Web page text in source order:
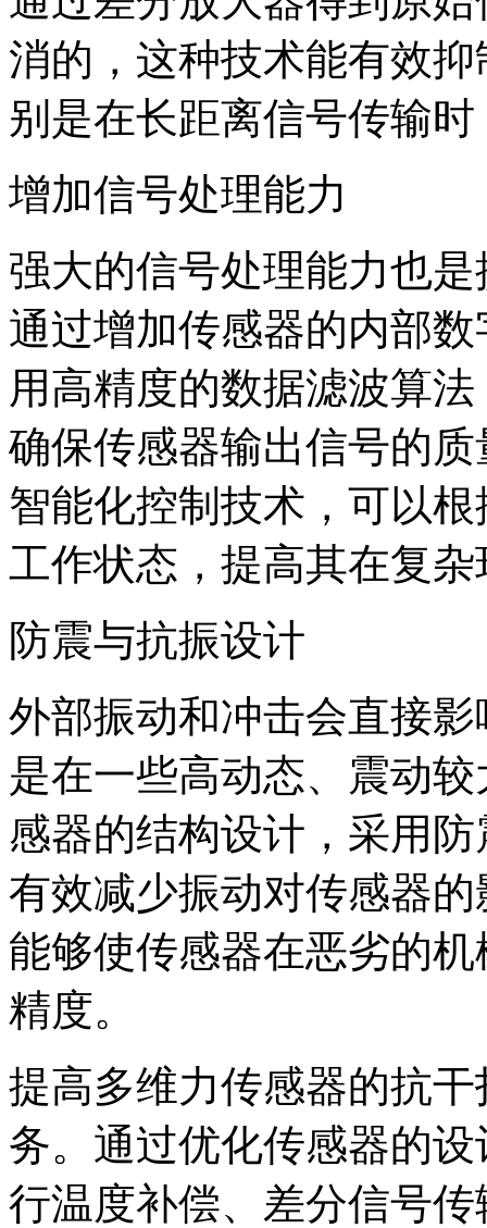
消的，这种技术能有效
别是在长距离信号传输
增加信号处理能力
强大的信号处理能力也
通过增加传感器的内部
用高精度的数据滤波算
确保传感器输出信号的
智能化控制技术，可以
工作状态，提高其在复
防震与抗振设计
外部振动和冲击会直接
是在一些高动态、震动
感器的结构设计，采用
有效减少振动对传感器
能够使传感器在恶劣的
精度。
提高多维力传感器的抗
务。通过优化传感器的
行温度补偿、差分信号